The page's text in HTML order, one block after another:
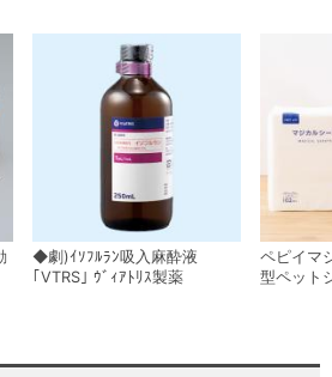
◆劇)ｲｿﾌﾙﾗﾝ吸入麻酔液
｢VTRS｣ ｳﾞｨｱﾄﾘｽ製薬
ペピイマ
型ペット